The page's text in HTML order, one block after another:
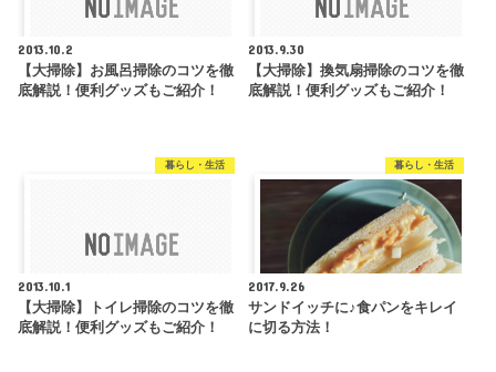
2013.10.2
【大掃除】お風呂掃除のコツを徹
底解説！便利グッズもご紹介！
2013.9.30
【大掃除】換気扇掃除のコツを徹
底解説！便利グッズもご紹介！
暮らし・生活
2013.10.1
【大掃除】トイレ掃除のコツを徹
底解説！便利グッズもご紹介！
暮らし・生活
2017.9.26
サンドイッチに♪食パンをキレイ
に切る方法！